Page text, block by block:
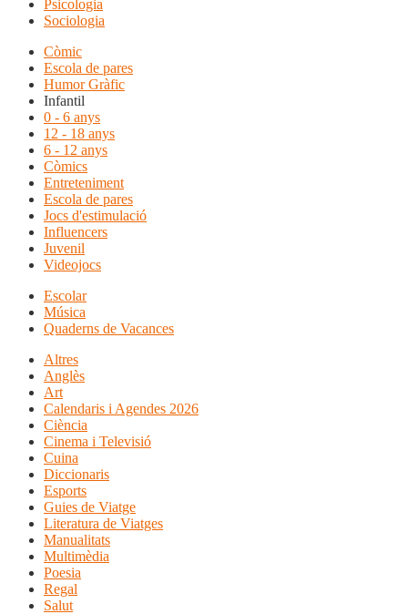
Psicologia
Sociologia
Còmic
Escola de pares
Humor Gràfic
Infantil
0 - 6 anys
12 - 18 anys
6 - 12 anys
Còmics
Entreteniment
Escola de pares
Jocs d'estimulació
Influencers
Juvenil
Videojocs
Escolar
Música
Quaderns de Vacances
Altres
Anglès
Art
Calendaris i Agendes 2026
Ciència
Cinema i Televisió
Cuina
Diccionaris
Esports
Guies de Viatge
Literatura de Viatges
Manualitats
Multimèdia
Poesia
Regal
Salut